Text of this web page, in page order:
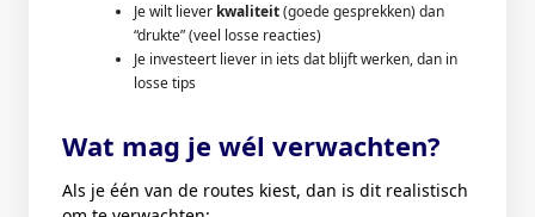
Je wilt liever kwaliteit(goede gesprekken) dan
“drukte” (veel losse reacties)
Je investeert liever in iets dat blijft werken, dan in
losse tips
Wat mag je wél verwachten?
Als je één van de routes kiest, dan is dit realistisch